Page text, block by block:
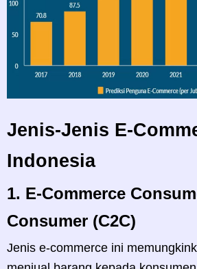
Jenis-Jenis E-
Indonesia
1. E-Commerce
Consumer (C2C)
Jenis e-commerce ini